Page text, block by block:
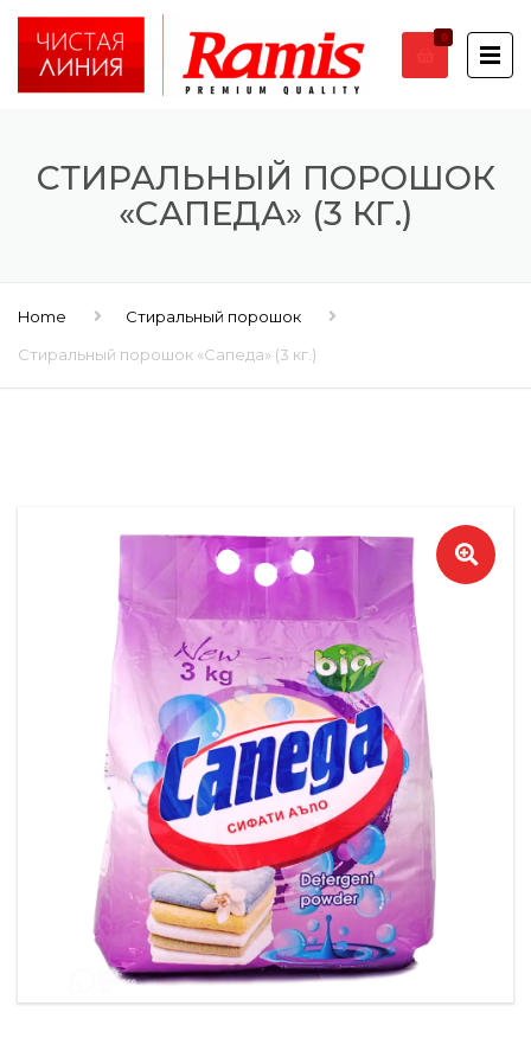
0
СТИРАЛЬНЫЙ ПОРОШОК
«САПЕДА» (3 КГ.)
Home
Стиральный порошок
Стиральный порошок «Сапеда» (3 кг.)